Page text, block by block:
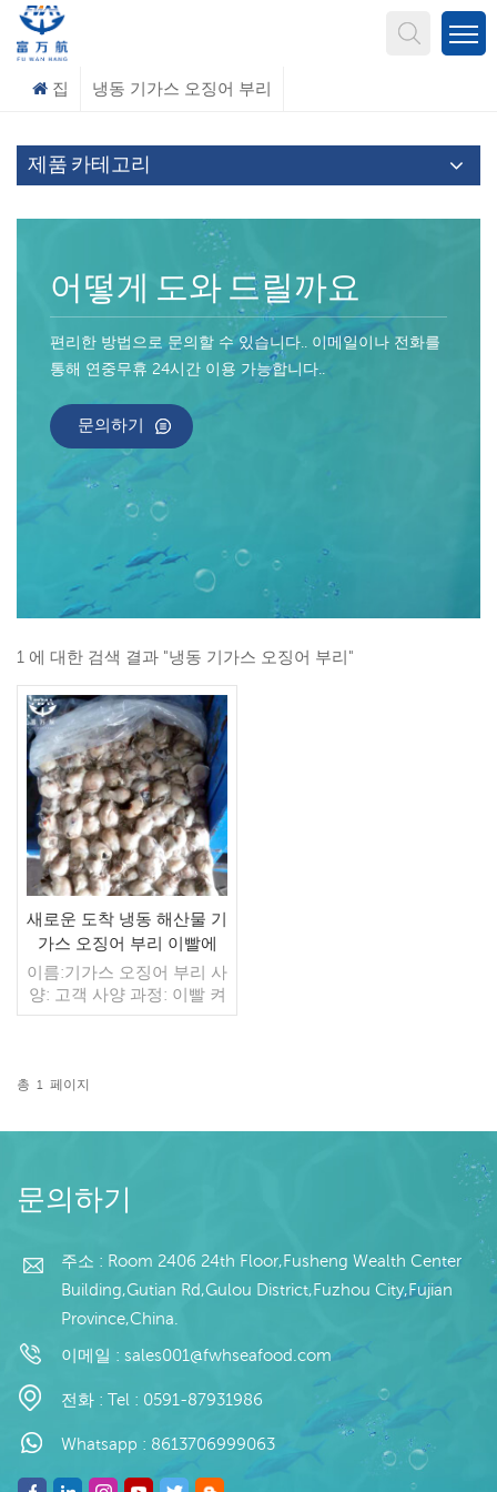
집 냉동 기가스 오징어 부리
제품 카테고리
어떻게 도와 드릴까요
편리한 방법으로 문의할 수 있습니다.. 이메일이나 전화를
통해 연중무휴 24시간 이용 가능합니다..
문의하기
1 에 대한 검색 결과 "냉동 기가스 오징어 부리"
새로운 도착 냉동 해산물 기
가스 오징어 부리 이빨에
이름:기가스 오징어 부리 사
양: 고객 사양 과정: 이빨 켜
기 또는 끄기 글레이징: IQF
판매 모델: 도매/수출 최소.
피트 컨테이너 지불: 보자마
20일 이내 원산지: 중국 브
랜드: 푸 왕 행
총 1 페이지
문의하기
주소 : Room 2406 24th Floor,Fusheng Wealth Center
Building,Gutian Rd,Gulou District,Fuzhou City,Fujian
Province,China.
이메일 : sales001@fwhseafood.com
전화 : Tel : 0591-87931986
Whatsapp : 8613706999063